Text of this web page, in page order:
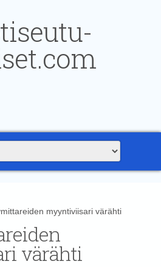
myyntiviisari värähti
värähti